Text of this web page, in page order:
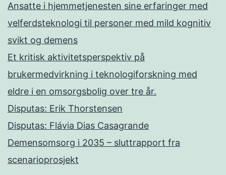
Ansatte i hjemmetjenesten sine erfaringer med
velferdsteknologi til personer med mild kognitiv
svikt og demens
Et kritisk aktivitetsperspektiv på
brukermedvirkning i teknologiforskning med
eldre i en omsorgsbolig over tre år.
Disputas: Erik Thorstensen
Disputas: Flávia Dias Casagrande
Demensomsorg i 2035 – sluttrapport fra
scenarioprosjekt